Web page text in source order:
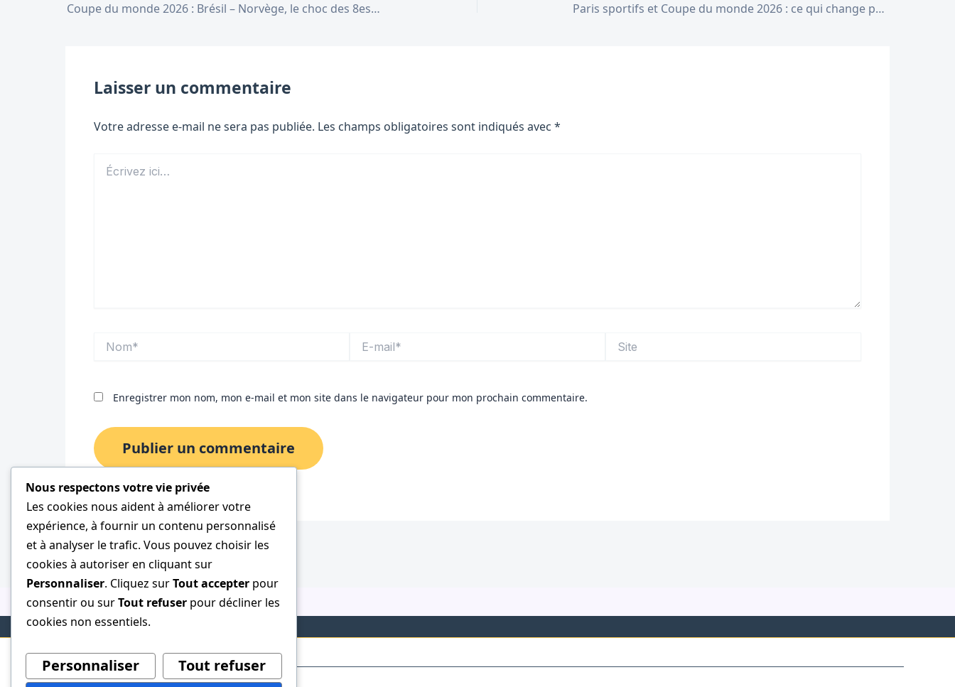
Coupe du monde 2026 : Brésil – Norvège, le choc des 8es de finale du 5 juillet Paris sportifs et Coupe du monde 2026 : ce qui change pour les parieurs cet été
Laisser un commentaire
Votre adresse e-mail ne sera pas publiée. Les champs obligatoires sont indiqués avec *
ici…
mail*
Enregistrer mon nom, mon e-mail et mon site dans le navigateur pour mon prochain commentaire.
Nous respectons votre vie privée
Les cookies nous aident à améliorer votre
expérience, à fournir un contenu personnalisé
et à analyser le trafic. Vous pouvez choisir les
cookies à autoriser en cliquant sur
Personnaliser. Cliquez surTout accepter pour
consentir ou surTout refuser pour décliner les
cookies non essentiels.
Personnaliser
Tout refuser